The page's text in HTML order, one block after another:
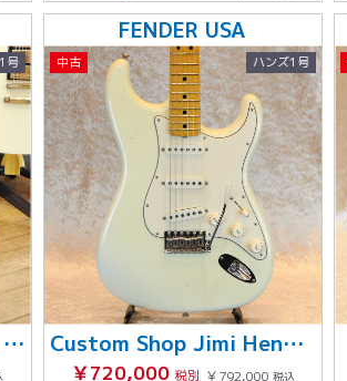
号
Custom Shop 1959 Les Paul Reissue Premium Grade
FENDER USA
中古 ハンズ1号
Custom Shop Jimi Hendrix Voodoo Child Stratocaster Journeyman Relic
￥720,000 税別 ￥792,000 税込